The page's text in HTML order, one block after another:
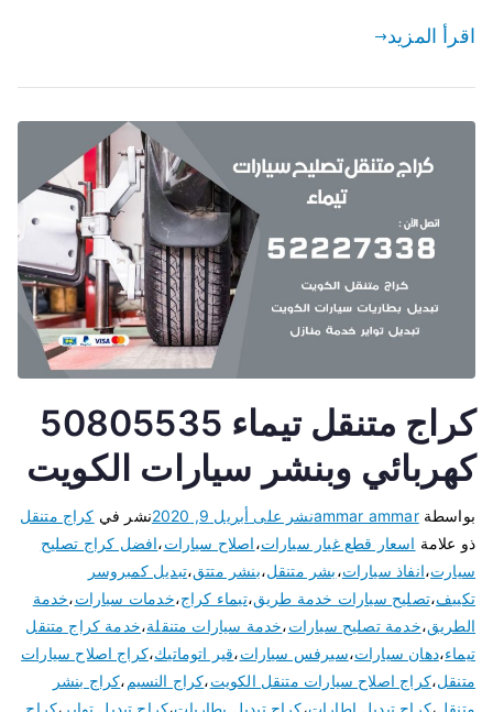
اقرأ المزيد
كراج متنقل تيماء 50805535
كهربائي وبنشر سيارات الكويت
بواسطةammar ammarنشر على أبريل 9, 2020 نشر في كراج متنقل
ذو علامة اسعار قطع غيار سيارات،اصلاح سيارات،افضل كراج تصليح
سيارت،انفاذ سيارات،بشر متنقل،بنشر متتق،تبديل كمبروسر
تكييف،تصليح سيارات خدمة طريق،تيماء كراج،خدمات سيارات،خدمة
الطريق،خدمة تصليح سيارات،خدمة سيارات متنقلة،خدمة كراج متنقل
تيماء،دهان سيارات،سيرفس سيارات،قير اتوماتيك،كراج اصلاح سيارات
متنقل،كراج اصلاح سيارات متنقل الكويت،كراج النسيم،كراج بنشر